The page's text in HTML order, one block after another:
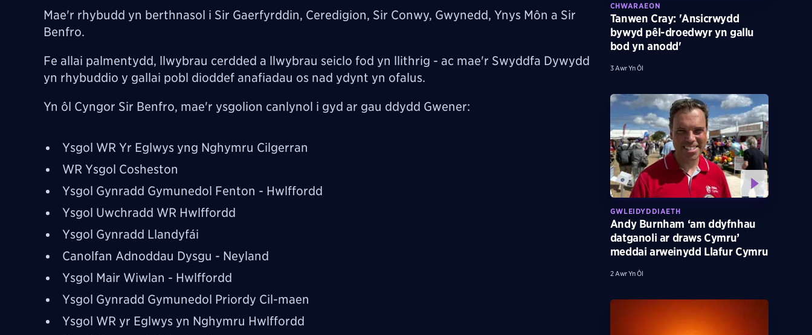
Mae'r rhybudd yn berthnasol i Sir Gaerfyrddin, Ceredigion, Sir Conwy, Gwynedd, Ynys Môn a Sir
Benfro.
Fe allai palmentydd, llwybrau cerdded a llwybrau seiclo fod yn llithrig - ac mae'r Swyddfa Dywydd
yn rhybuddio y gallai pobl dioddef anafiadau os nad ydynt yn ofalus.
Yn ôl Cyngor Sir Benfro, mae'r ysgolion canlynol i gyd ar gau ddydd Gwener:
Ysgol WR Yr Eglwys yng Nghymru Cilgerran
WR Ysgol Cosheston
Ysgol Gynradd Gymunedol Fenton - Hwlffordd
Ysgol Uwchradd WR Hwlffordd
Ysgol Gynradd Llandyfái
Canolfan Adnoddau Dysgu - Neyland
Ysgol Mair Wiwlan - Hwlffordd
Ysgol Gynradd Gymunedol Priordy Cil-maen
Ysgol WR yr Eglwys yn Nghymru Hwlffordd
CHWARAEON
Tanwen Cray: 'Ansicrwydd
bywyd pêl-droedwyr yn gallu
bod yn anodd'
3 Awr Yn Ôl
GWLEIDYDDIAETH
Andy Burnham ‘am ddyfnhau
datganoli ar draws Cymru’
meddai arweinydd Llafur Cymru
2 Awr Yn Ôl